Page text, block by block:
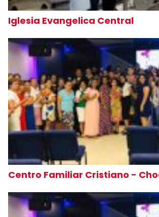
Iglesia Evangelica Central
Centro Familiar Cristiano -